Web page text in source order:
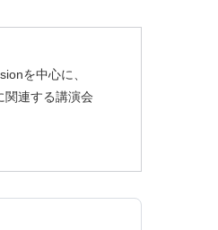
を中心に、
関連する講演会